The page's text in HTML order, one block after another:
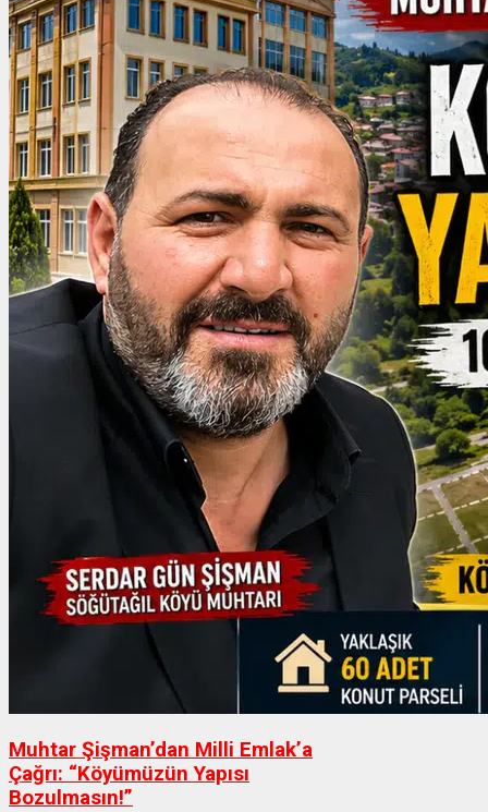
Muhtar Şişman’dan Milli Emlak’a
Çağrı: “Köyümüzün Yapısı
Bozulmasın!”